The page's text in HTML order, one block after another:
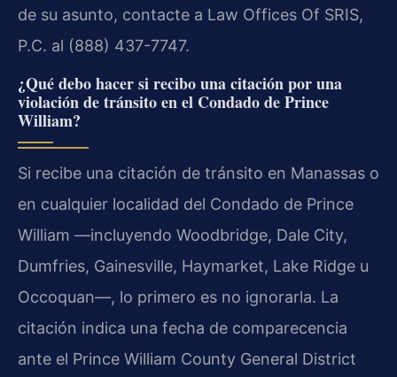
de su asunto, contacte a Law Offices Of SRIS,
P.C. al (888) 437-7747.
¿Qué debo hacer si recibo una citación por una
violación de tránsito en el Condado de Prince
William?
Si recibe una citación de tránsito en Manassas o
en cualquier localidad del Condado de Prince
William —incluyendo Woodbridge, Dale City,
Dumfries, Gainesville, Haymarket, Lake Ridge u
Occoquan—, lo primero es no ignorarla. La
citación indica una fecha de comparecencia
ante el Prince William County General District